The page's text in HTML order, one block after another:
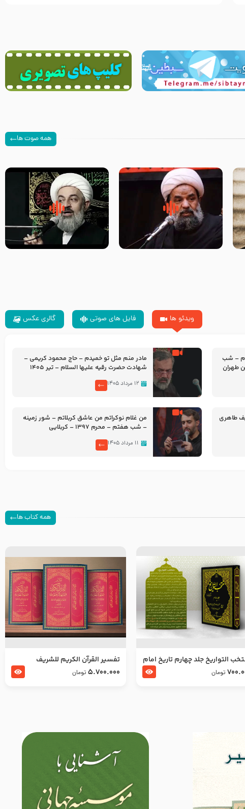
همه صوت ها
سلام جوانی که امام حسین علیه
السلام خودش جوابش را دادند
زیارتی که اسباب رزق زیاد و عمر
طولانی است حجت السلام حسین
ویدئو ها فایل های صوتی گالری عکس
– شب
مادر منم مثل تو خمیدم – حاج محمود کریمی –
شهادت حضرت رقیه علیها السلام – تیر ۱۴۰۵
۱۲ مرداد ۱۴۰۵
طاهری
من غلام نوکراتم من عاشق کربلاتم – شور زمینه
– شب هفتم – محرم 1397 – کربلایی
۱۱ مرداد ۱۴۰۵
همه کتاب ها
التواریخ جلد چهارم تاریخ امام
العابدین و امام محمد باقر
تومان
تفسير القرآن الكريم للشريف
المرتضي قدس سرّه
5.700.000 تومان